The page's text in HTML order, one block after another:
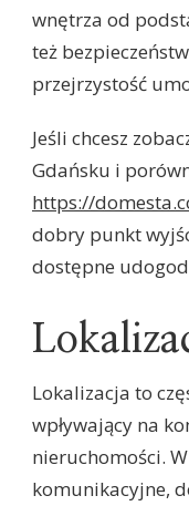
wnętrza od
też
przejrzystość
Jeśli chcesz
Gdańsku i
https://
dobry punkt
dostępne
Lokalizacja to
wpływający na
nieruchomości.
komunikacyjne,